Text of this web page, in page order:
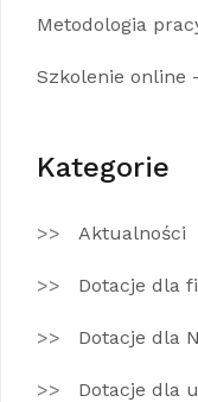
Metodologia
Szkolenie online
Kategorie
Aktualności
Dotacje dla
Dotacje dla
Dotacje dla